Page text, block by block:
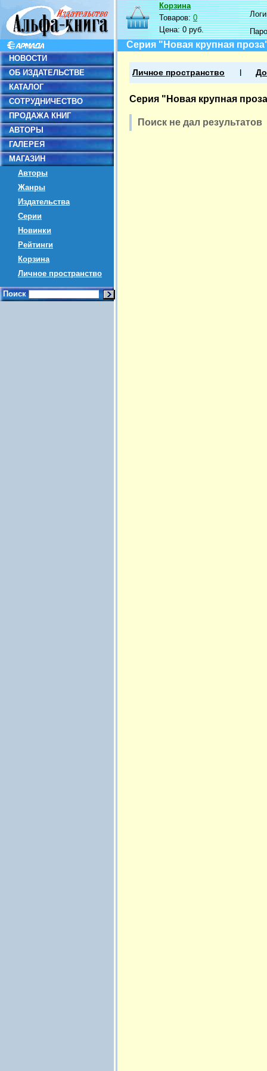
НОВОСТИ
ОБ ИЗДАТЕЛЬСТВЕ
КАТАЛОГ
СОТРУДНИЧЕСТВО
ПРОДАЖА КНИГ
АВТОРЫ
ГАЛЕРЕЯ
МАГАЗИН
Авторы
Жанры
Издательства
Серии
Новинки
Рейтинги
Корзина
Личное пространство
Поиск
Корзина
Товаров:0
Цена:0 руб.
Серия "Новая крупная
Личное пространство
Серия "Новая крупная
Поиск не дал результатов